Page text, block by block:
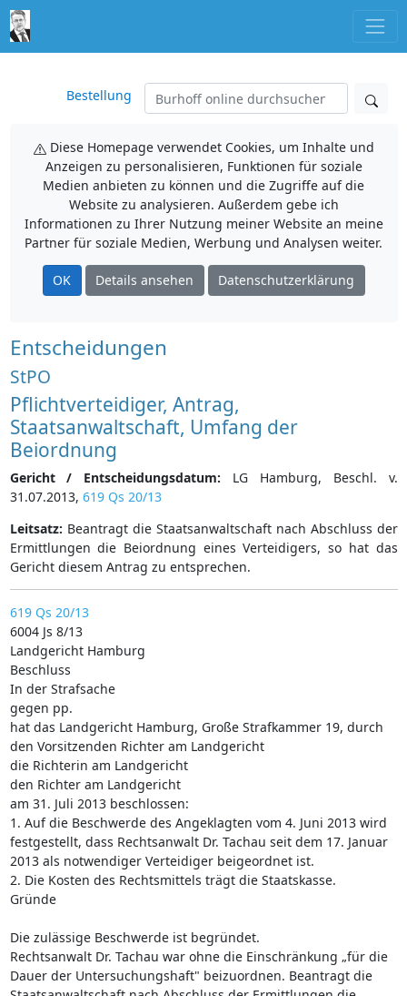
Bestellung
Diese Homepage verwendet Cookies, um Inhalte und
Anzeigen zu personalisieren, Funktionen für soziale
Medien anbieten zu können und die Zugriffe auf die
Website zu analysieren. Außerdem gebe ich
Informationen zu Ihrer Nutzung meiner Website an meine
Partner für soziale Medien, Werbung und Analysen weiter.
OK Details ansehen Datenschutzerklärung
Entscheidungen
StPO
Pflichtverteidiger, Antrag,
Staatsanwaltschaft, Umfang der
Beiordnung
Gericht / Entscheidungsdatum: LG Hamburg, Beschl. v.
31.07.2013, 619 Qs 20/13
Leitsatz: Beantragt die Staatsanwaltschaft nach Abschluss der
Ermittlungen die Beiordnung eines Verteidigers, so hat das
Gericht diesem Antrag zu entsprechen.
619 Qs 20/13
6004 Js 8/13
Landgericht Hamburg
Beschluss
In der Strafsache
gegen pp.
hat das Landgericht Hamburg, Große Strafkammer 19, durch
den Vorsitzenden Richter am Landgericht
die Richterin am Landgericht
den Richter am Landgericht
am 31. Juli 2013 beschlossen:
1. Auf die Beschwerde des Angeklagten vom 4. Juni 2013 wird
festgestellt, dass Rechtsanwalt Dr. Tachau seit dem 17. Januar
2013 als notwendiger Verteidiger beigeordnet ist.
2. Die Kosten des Rechtsmittels trägt die Staatskasse.
Gründe
Die zulässige Beschwerde ist begründet.
Rechtsanwalt Dr. Tachau war ohne die Einschränkung „für die
Dauer der Untersuchungshaft" beizuordnen. Beantragt die